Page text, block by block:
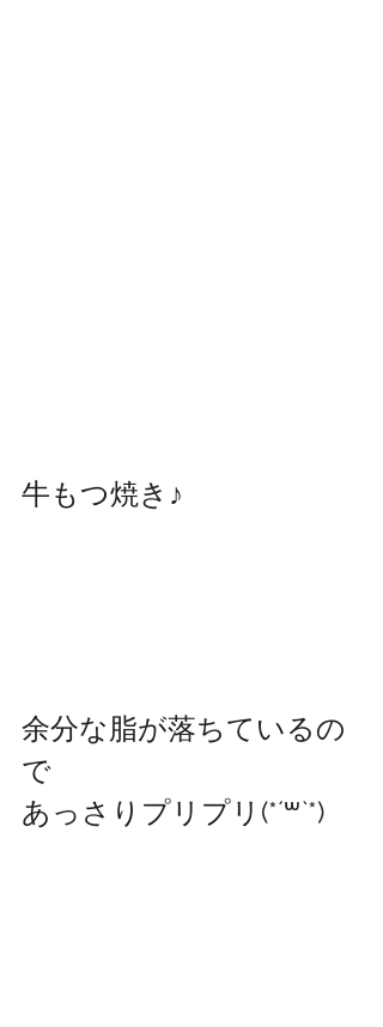
牛もつ焼き♪
余分な脂が落ちているの
で
あっさりプリプリ(*´꒳`*)